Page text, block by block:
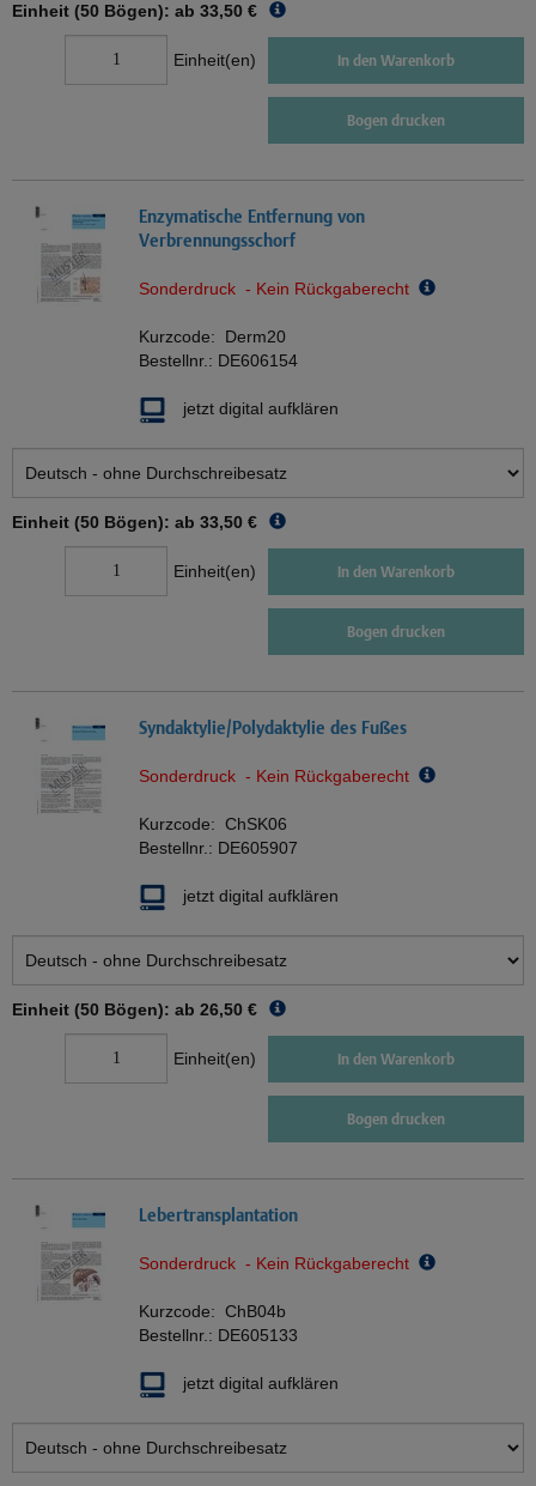
Einheit (50 Bögen): ab 33,50 €
Einheit(en) In den Warenkorb
Bogen drucken
Enzymatische Entfernung von
Verbrennungsschorf
Sonderdruck - Kein Rückgaberecht
Kurzcode: Derm20
Bestellnr.: DE606154
jetzt digital aufklären
Einheit (50 Bögen): ab 33,50 €
Einheit(en) In den Warenkorb
Bogen drucken
Syndaktylie/Polydaktylie des Fußes
Sonderdruck - Kein Rückgaberecht
Kurzcode: ChSK06
Bestellnr.: DE605907
jetzt digital aufklären
Einheit (50 Bögen): ab 26,50 €
Einheit(en) In den Warenkorb
Bogen drucken
Lebertransplantation
Sonderdruck - Kein Rückgaberecht
Kurzcode: ChB04b
Bestellnr.: DE605133
jetzt digital aufklären